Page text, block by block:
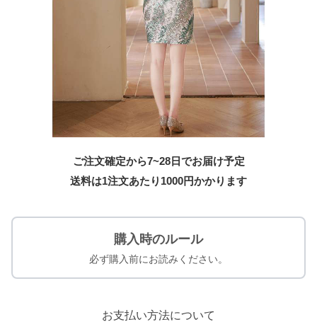
ご注文確定から7~28日でお届け予定
送料は1注文あたり 1000円かかります
購入時のルール
必ず購入前にお読みください。
お支払い方法について